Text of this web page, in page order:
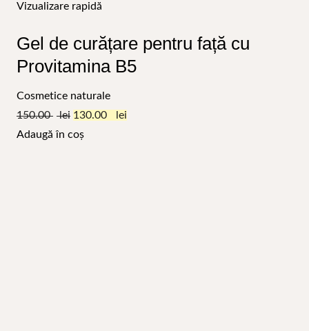
Vizualizare rapidă
Gel de curățare pentru față cu
Provitamina B5
Cosmetice naturale
150.00
130.00
Adaugă în coș